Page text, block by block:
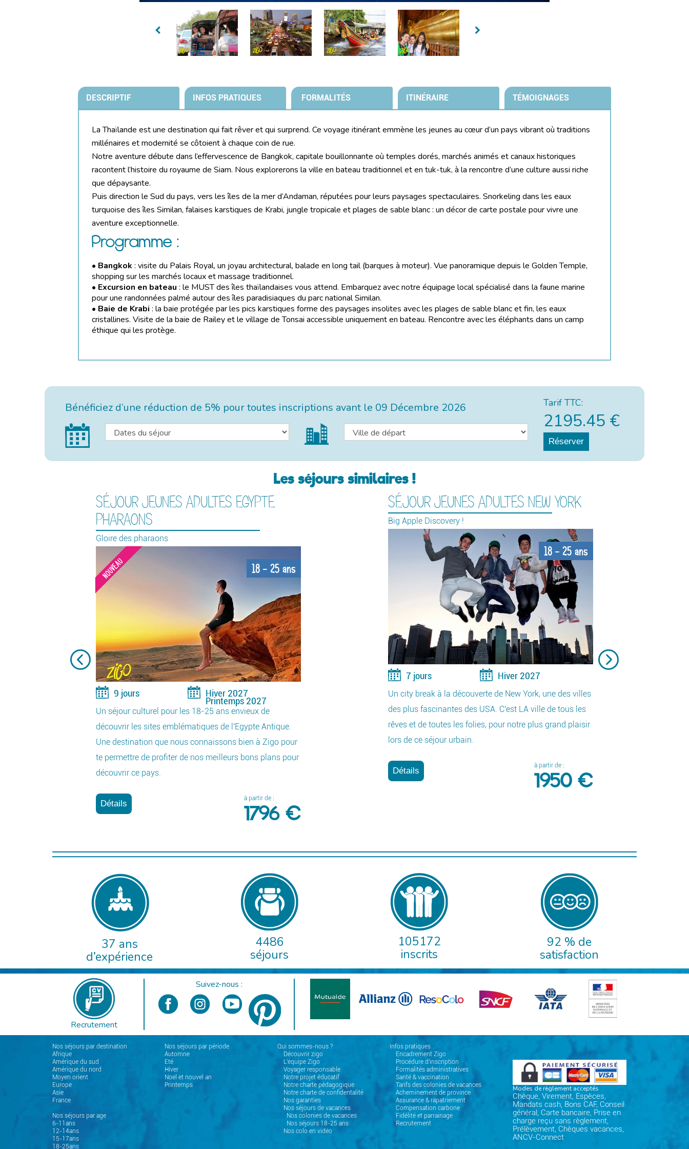
DESCRIPTIF INFOS PRATIQUES FORMALITÉS ITINÉRAIRE TÉMOIGNAGES
La Thaïlande est une destination qui fait rêver et qui surprend. Ce voyage itinérant emmène les jeunes au cœur d’un pays vibrant où traditions
millénaires et modernité se côtoient à chaque coin de rue.
Notre aventure débute dans l’effervescence de Bangkok, capitale bouillonnante où temples dorés, marchés animés et canaux historiques
racontent l’histoire du royaume de Siam. Nous explorerons la ville en bateau traditionnel et en tuk-tuk, à la rencontre d’une culture aussi riche
que dépaysante.
Puis direction le Sud du pays, vers les îles de la mer d’Andaman, réputées pour leurs paysages spectaculaires. Snorkeling dans les eaux
turquoise des îles Similan, falaises karstiques de Krabi, jungle tropicale et plages de sable blanc : un décor de carte postale pour vivre une
aventure exceptionnelle.
Programme :
• Bangkok : visite du Palais Royal, un joyau architectural, balade en long tail (barques à moteur). Vue panoramique depuis le Golden Temple,
shopping sur les marchés locaux et massage traditionnel.
• Excursion en bateau : le MUST des îles thaïlandaises vous attend. Embarquez avec notre équipage local spécialisé dans la faune marine
pour une randonnées palmé autour des îles paradisiaques du parc national Similan.
• Baie de Krabi : la baie protégée par les pics karstiques forme des paysages insolites avec les plages de sable blanc et fin, les eaux
cristallines. Visite de la baie de Railey et le village de Tonsai accessible uniquement en bateau. Rencontre avec les éléphants dans un camp
éthique qui les protège.
Bénéficiez d’une réduction de 5% pour toutes inscriptions avant le 09 Décembre 2026 Tarif TTC:
2195.45 €
Réserver
Les séjours similaires !
SÉJOUR JEUNES ADULTES EGYPTE
PHARAONS
Gloire des pharaons
NOUVEAU 18 - 25 ans
9 jours Hiver 2027
Printemps 2027
Un séjour culturel pour les 18-25 ans envieux de
découvrir les sites emblématiques de l'Egypte Antique.
Une destination que nous connaissons bien à Zigo pour
te permettre de profiter de nos meilleurs bons plans pour
découvrir ce pays.
Détails
à partir de :
1796 €
SÉJOUR JEUNES ADULTES NEW YORK
Big Apple Discovery !
18 - 25 ans
7 jours Hiver 2027
Un city break à la découverte de New York, une des villes
des plus fascinantes des USA. C'est LA ville de tous les
rêves et de toutes les folies, pour notre plus grand plaisir
lors de ce séjour urbain.
Détails
à partir de :
1950 €
37 ans
d’expérience
4486
séjours
105172
inscrits
92 % de
satisfaction
Recrutement
Suivez-nous :
Nos séjours par destination
Afrique
Amérique du sud
Amérique du nord
Moyen orient
Europe
Asie
France
Nos séjours par age
6-11ans
12-14ans
15-17ans
18-25ans
Nos séjours par période
Automne
Eté
Hiver
Noel et nouvel an
Printemps
Qui sommes-nous ?
Découvrir zigo
L'équipe Zigo
Voyager responsable
Notre projet éducatif
Notre charte pédagogique
Notre charte de confidentalité
Nos garanties
Nos séjours de vacances
Nos colonies de vacances
Nos séjours 18-25 ans
Nos colo en vidéo
Infos pratiques
Encadrement Zigo
Procédure d'inscription
Formalités administratives
Santé & vaccination
Tarifs des colonies de vacances
Acheminement de province
Assurance & rapatriement
Compensation carbone
Fidélité et parrainage
Recrutement
Modes de règlement acceptés
Chèque, Virement, Espèces,
Mandats cash, Bons CAF, Conseil
général, Carte bancaire, Prise en
charge reçu sans règlement,
Prélèvement, Chèques vacances,
ANCV-Connect